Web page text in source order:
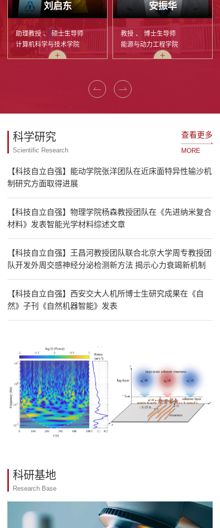
刘启东
助理教授 、 硕士生导师
计算机科学与技术学院
安振华
教授 、 博士生导师
能源与动力工程学院
科学研究
Scientific Research
查看更多
MORE
【科技自立自强】能动学院张洋团队在近床面特异性输沙机
制研究方面取得进展
【科技自立自强】物理学院杨森教授团队在《先进纳米复合
材料》发表智能光学材料综述文章
【科技自立自强】王昌河教授团队联合北京大学周专教授团
队开发外周交感神经分泌检测新方法 揭示心力衰竭新机制
【科技自立自强】西安交大人机所博士生研究成果在《自
然》子刊《自然机器智能》发表
科研基地
Research Base